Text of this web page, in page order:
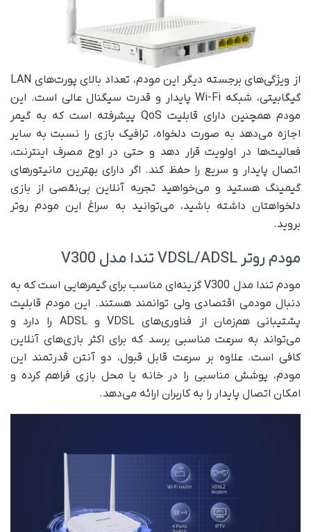
از ویژگی‌های برجسته دیگر این مودم، تعداد بالای پورت‌های LAN
گیگابیتی، شبکه Wi-Fi پایدار و قدرت سیگنال عالی است. این
مودم همچنین دارای قابلیت QoS پیشرفته است که به گیمر
اجازه می‌دهد به صورت دلخواه، ترافیک بازی را نسبت به سایر
فعالیت‌ها در اولویت قرار دهد و حتی در اوج مصرف اینترنت،
اتصال پایدار و سریع را حفظ کند. اگر دارای بهترین مانیتورهای
گیمینگ هستید و می‌خواهید تجربه آنلاین بی‌نقصی از بازی
دلخواهتان داشته باشید، می‌توانید به سراغ این مودم روتر
بروید.
مودم روتر VDSL/ADSL تندا مدل V300
مودم تندا مدل V300 گزینه‌ای مناسب برای گیمرهایی است که به
دنبال مودمی اقتصادی ولی توانمند هستند. این مودم قابلیت
پشتیبانی هم‌زمان از فناوری‌های VDSL و ADSL را دارد و
می‌تواند به سرعت مناسبی برسد که برای اکثر بازی‌های آنلاین
کافی است. علاوه بر سرعت قابل قبول، دو آنتن قدرتمند این
مودم، پوشش مناسبی را در خانه یا محل بازی فراهم کرده و
امکان اتصال پایدار را به کاربران ارائه می‌دهد.